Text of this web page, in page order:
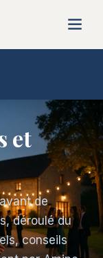
et
de
déroulé du
conseils